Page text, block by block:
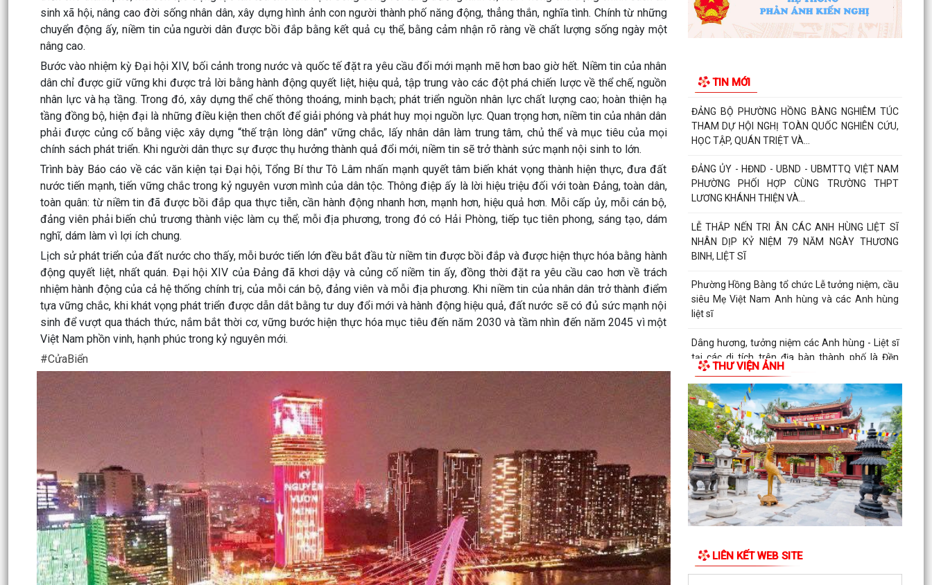
sinh xã hội, nâng cao đời sống nhân dân, xây dựng hình ảnh con người thành phố năng động, thẳng thắn, nghĩa tình. Chính từ những
chuyển động ấy, niềm tin của người dân được bồi đắp bằng kết quả cụ thể, bằng cảm nhận rõ ràng về chất lượng sống ngày một
nâng cao.
Bước vào nhiệm kỳ Đại hội XIV, bối cảnh trong nước và quốc tế đặt ra yêu cầu đổi mới mạnh mẽ hơn bao giờ hết. Niềm tin của nhân
dân chỉ được giữ vững khi được trả lời bằng hành động quyết liệt, hiệu quả, tập trung vào các đột phá chiến lược về thể chế, nguồn
nhân lực và hạ tầng. Trong đó, xây dựng thể chế thông thoáng, minh bạch; phát triển nguồn nhân lực chất lượng cao; hoàn thiện hạ
tầng đồng bộ, hiện đại là những điều kiện then chốt để giải phóng và phát huy mọi nguồn lực. Quan trọng hơn, niềm tin của nhân dân
phải được củng cố bằng việc xây dựng “thế trận lòng dân” vững chắc, lấy nhân dân làm trung tâm, chủ thể và mục tiêu của mọi
chính sách phát triển. Khi người dân thực sự được thụ hưởng thành quả đổi mới, niềm tin sẽ trở thành sức mạnh nội sinh to lớn.
Trình bày Báo cáo về các văn kiện tại Đại hội, Tổng Bí thư Tô Lâm nhấn mạnh quyết tâm biến khát vọng thành hiện thực, đưa đất
nước tiến mạnh, tiến vững chắc trong kỷ nguyên vươn mình của dân tộc. Thông điệp ấy là lời hiệu triệu đối với toàn Đảng, toàn dân,
toàn quân: từ niềm tin đã được bồi đắp qua thực tiễn, cần hành động nhanh hơn, mạnh hơn, hiệu quả hơn. Mỗi cấp ủy, mỗi cán bộ,
đảng viên phải biến chủ trương thành việc làm cụ thể; mỗi địa phương, trong đó có Hải Phòng, tiếp tục tiên phong, sáng tạo, dám
nghĩ, dám làm vì lợi ích chung.
Lịch sử phát triển của đất nước cho thấy, mỗi bước tiến lớn đều bắt đầu từ niềm tin được bồi đắp và được hiện thực hóa bằng hành
động quyết liệt, nhất quán. Đại hội XIV của Đảng đã khơi dậy và củng cố niềm tin ấy, đồng thời đặt ra yêu cầu cao hơn về trách
nhiệm hành động của cả hệ thống chính trị, của mỗi cán bộ, đảng viên và mỗi địa phương. Khi niềm tin của nhân dân trở thành điểm
tựa vững chắc, khi khát vọng phát triển được dẫn dắt bằng tư duy đổi mới và hành động hiệu quả, đất nước sẽ có đủ sức mạnh nội
sinh để vượt qua thách thức, nắm bắt thời cơ, vững bước hiện thực hóa mục tiêu đến năm 2030 và tầm nhìn đến năm 2045 vì một
Việt Nam phồn vinh, hạnh phúc trong kỷ nguyên mới.
#CửaBiển
TIN MỚI
toàn thực phẩm cho các cơ sở kinh doanh dịch
vụ ăn uống,...
THÁNG ĐẦU NĂM 2026
ĐẢNG BỘ PHƯỜNG HỒNG BÀNG NGHIÊM TÚC
THAM DỰ HỘI NGHỊ TOÀN QUỐC NGHIÊN CỨU,
HỌC TẬP, QUÁN TRIỆT VÀ...
ĐẢNG ỦY - HĐND - UBND - UBMTTQ VIỆT NAM
PHƯỜNG PHỐI HỢP CÙNG TRƯỜNG THPT
LƯƠNG KHÁNH THIỆN VÀ...
LỄ THẮP NẾN TRI ÂN CÁC ANH HÙNG LIỆT SĨ
NHÂN DỊP KỶ NIỆM 79 NĂM NGÀY THƯƠNG
BINH, LIỆT SĨ
Phường Hồng Bàng tổ chức Lễ tưởng niệm, cầu
siêu Mẹ Việt Nam Anh hùng và các Anh hùng
liệt sĩ
Dâng hương, tưởng niệm các Anh hùng - Liệt sĩ
tại các di tích trên địa bàn thành phố là Đền
thờ...
PHƯỜNG HỒNG BÀNG TỔ CHỨC HỘI NGHỊ SƠ
KẾT 6 THÁNG ĐẦU NĂM 2026 CÔNG TÁC BẢO
VỆ NỀN TẢNG TƯ TƯỞNG CỦA...
Hội Cựu CAND phường Hồng Bàng đi thăm, tặng
quà các gia đình thương binh, thân nhân liệt sỹ
CAND
Phường Hồng Bàng phát huy vai trò, nâng cao
TUỔI TRẺ PHƯỜNG HỒNG BÀNG TỔ CHỨC
THƯ VIỆN ẢNH
LIÊN KẾT WEB SITE